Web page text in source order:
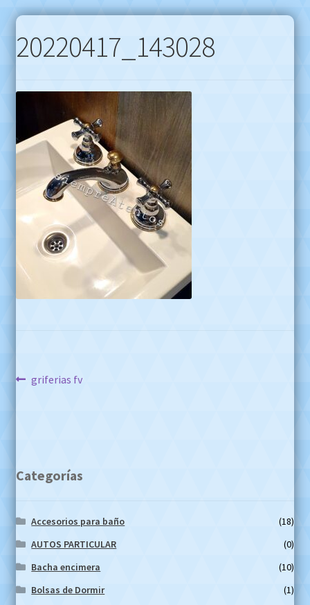
20220417_143028
Navegación
Anterior:
griferias fv
Categorías
Accesorios para baño
(18)
AUTOS PARTICULAR
(0)
Bacha encimera
(10)
Bolsas de Dormir
(1)